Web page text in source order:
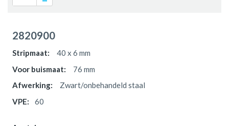
2820900
40 x 6 mm
76 mm
Zwart/onbehandeld staal
60